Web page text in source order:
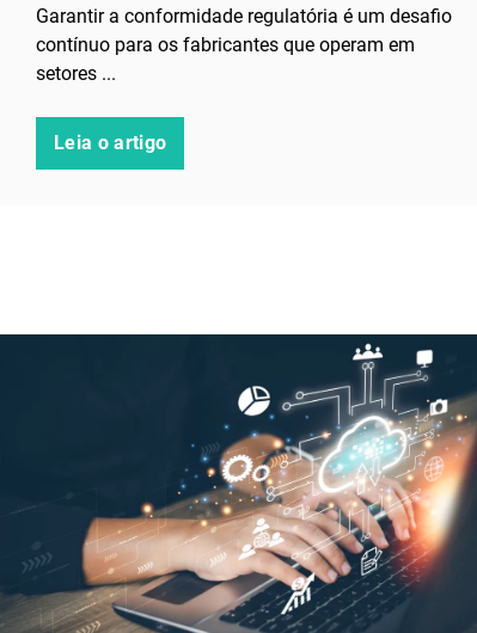
Garantir a conformidade regulatória é um desafio
contínuo para os fabricantes que operam em
setores ...
Leia o artigo